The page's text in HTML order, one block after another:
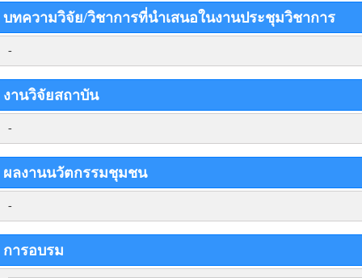
บทความวิจัย/วิชาการที่นำเสนอในงานประชุมวิชาการ
-
งานวิจัยสถาบัน
-
ผลงานนวัตกรรมชุมชน
-
การอบรม